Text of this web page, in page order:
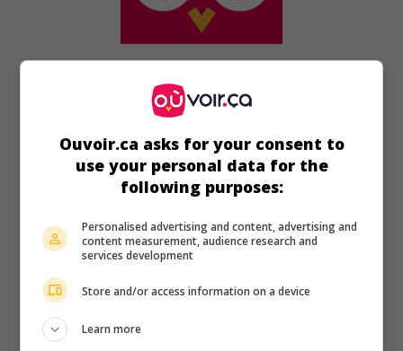
Rio Conchos
É.-U. 1964. Westernde Gordon Douglas avec Stuart
Whitman,Richard Boone,Tony Franciosa. Un officier de
cavalerie est chargé de retrouver des criminels qui ont volé
une cargaison d'armes.
Durée:
107 min.
Ouvoir.ca asks for your consent to
use your personal data for the
following purposes:
Personalised advertising and content, advertising and
content measurement, audience research and
services development
Store and/or access information on a device
Learn more